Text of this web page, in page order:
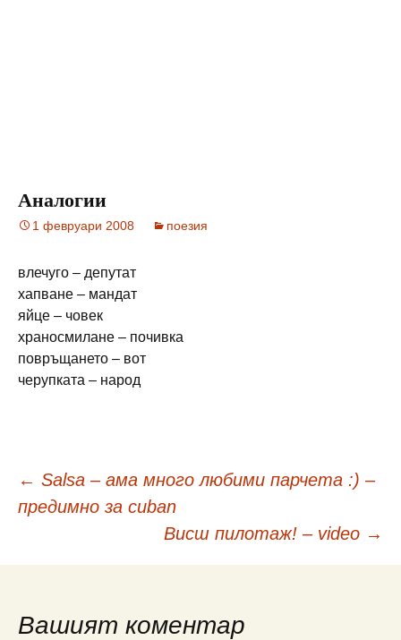
Аналогии
1 февруари 2008 поезия
влечуго – депутат
хапване – мандат
яйце – човек
храносмилане – почивка
повръщането – вот
черупката – народ
Навигация
в
публикациите
← Salsa – ама много любими парчета :) –
предимно за cuban
Висш пилотаж! – video →
Вашият коментар